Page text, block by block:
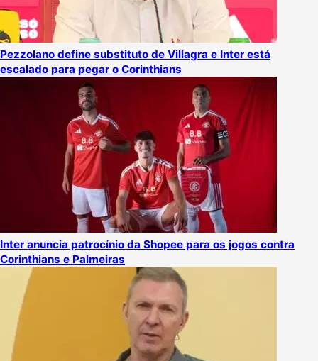
Pezzolano define substituto de Villagra e Inter está
escalado para pegar o Corinthians
Inter anuncia patrocínio da Shopee para os jogos contra
Corinthians e Palmeiras